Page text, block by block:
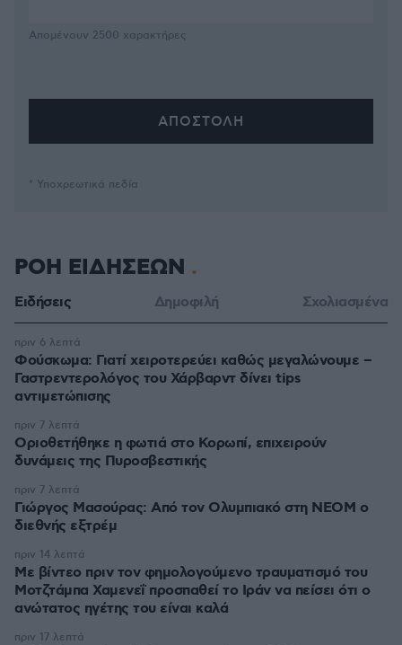
Απομένουν 2500 χαρακτήρες
* Υποχρεωτικά πεδία
ΡΟΗ ΕΙΔΗΣΕΩΝ
Ειδήσεις Δημοφιλή Σχολιασμένα
Φούσκωμα: Γιατί χειροτερεύει καθώς μεγαλώνουμε –
Γαστρεντερολόγος του Χάρβαρντ δίνει tips
αντιμετώπισης
πριν 6 λεπτά
Οριοθετήθηκε η φωτιά στο Κορωπί, επιχειρούν
δυνάμεις της Πυροσβεστικής
πριν 7 λεπτά
Γιώργος Μασούρας: Από τον Ολυμπιακό στη ΝΕΟΜ ο
διεθνής εξτρέμ
πριν 7 λεπτά
Με βίντεο πριν τον φημολογούμενο τραυματισμό του
Μοτζτάμπα Χαμενεΐ προσπαθεί το Ιράν να πείσει ότι ο
ανώτατος ηγέτης του είναι καλά
πριν 14 λεπτά
πριν 17 λεπτά